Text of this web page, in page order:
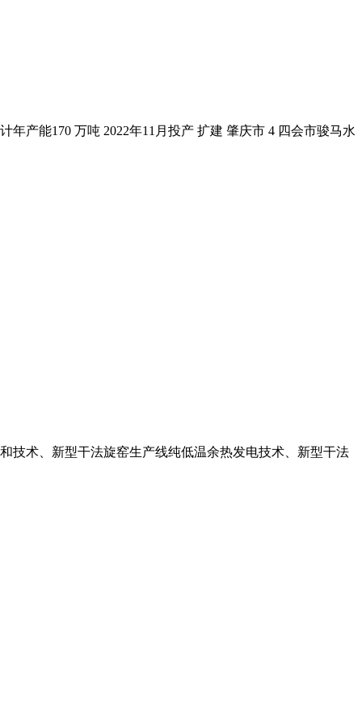
产能170 万吨 2022年11月投产 扩建 肇庆市 4 四会市骏马水
技术、新型干法旋窑生产线纯低温余热发电技术、新型干法